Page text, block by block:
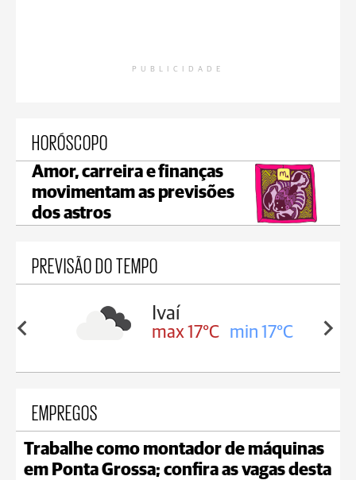
PUBLICIDADE
HORÓSCOPO
Amor, carreira e finanças
movimentam as previsões
dos astros
PREVISÃO DO TEMPO
16°C
Ivaí
max 17°C min 17°C
EMPREGOS
Trabalhe como montador de máquinas
em Ponta Grossa; confira as vagas desta